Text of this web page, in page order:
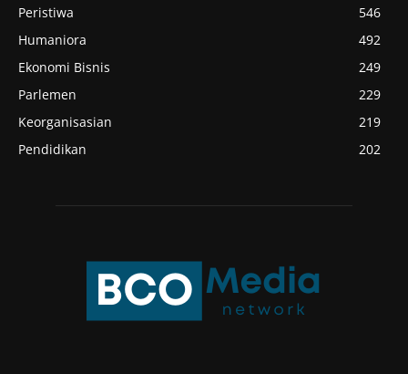
Peristiwa
546
Humaniora
492
Ekonomi Bisnis
249
Parlemen
229
Keorganisasian
219
Pendidikan
202